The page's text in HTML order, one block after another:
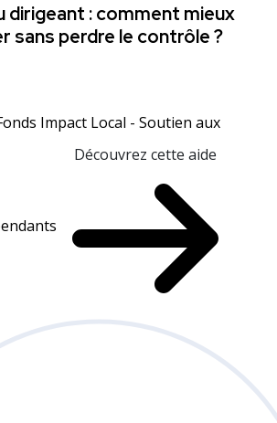
dirigeant : comment mieux
sans perdre le contrôle ?
Impact Local - Soutien aux
Découvrez cette aide